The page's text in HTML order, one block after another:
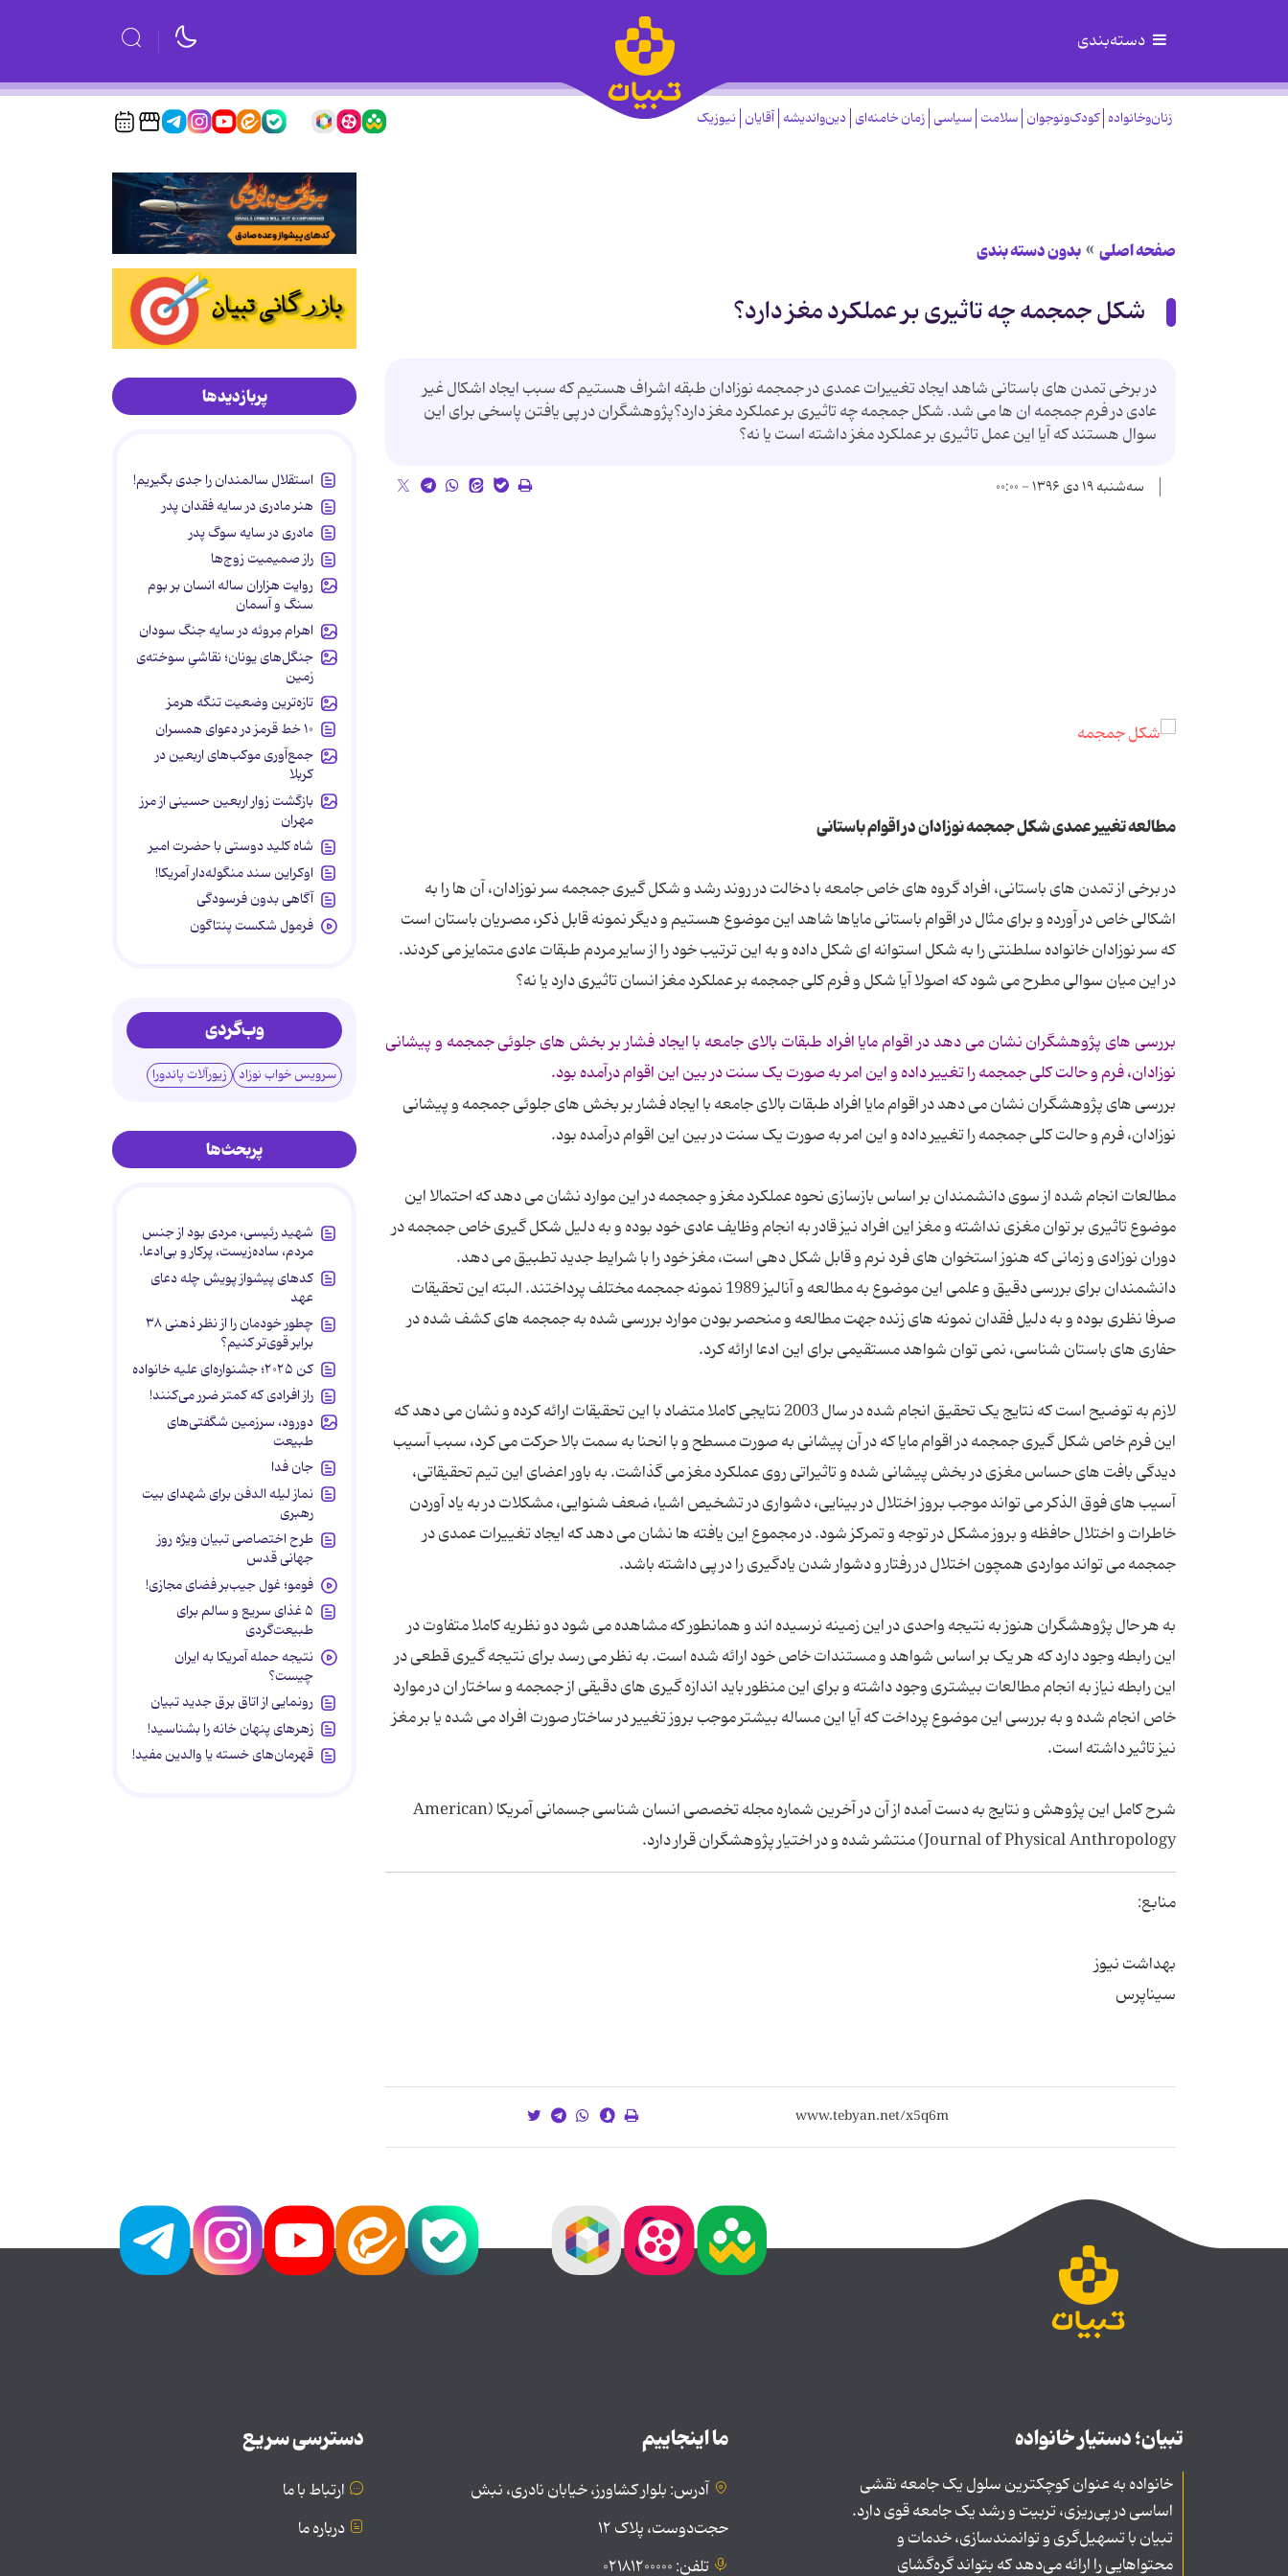
دسته‌بندی
زنان‌وخانواده کودک‌ونوجوان سلامت سیاسی زمان خامنه‌ای دین‌واندیشه آقایان نیوزیک
صفحه اصلی بدون دسته بندی
شکل جمجمه چه تاثیری بر عملکرد مغز دارد؟
در برخی تمدن های باستانی شاهد ایجاد تغییرات عمدی در جمجمه نوزادان طبقه اشراف هستیم که سبب ایجاد اشکال غیر
عادی در فرم جمجمه ان ها می شد. شکل جمجمه چه تاثیری بر عملکرد مغز دارد؟پژوهشگران در پی یافتن پاسخی برای این
سوال هستند که آیا این عمل تاثیری بر عملکرد مغز داشته است یا نه؟
سه‌شنبه ۱۹ دی ۱۳۹۶ - ۰۰:۰۰
مطالعه تغییر عمدی شکل جمجمه نوزادان در اقوام باستانی
در برخی از تمدن های باستانی، افراد گروه های خاص جامعه با دخالت در روند رشد و شکل گیری جمجمه سر نوزادان، آن ها را به
اشکالی خاص در آورده و برای مثال در اقوام باستانی مایاها شاهد این موضوع هستیم و دیگر نمونه قابل ذکر، مصریان باستان است
که سر نوزادان خانواده سلطنتی را به شکل استوانه ای شکل داده و به این ترتیب خود را از سایر مردم طبقات عادی متمایز می کردند.
در این میان سوالی مطرح می شود که اصولا آیا شکل و فرم کلی جمجمه بر عملکرد مغز انسان تاثیری دارد یا نه؟
بررسی های پژوهشگران نشان می دهد در اقوام مایا افراد طبقات بالای جامعه با ایجاد فشار بر بخش های جلوئی جمجمه و پیشانی
نوزادان، فرم و حالت کلی جمجمه را تغییر داده و این امر به صورت یک سنت در بین این اقوام درآمده بود.
بررسی های پژوهشگران نشان می دهد در اقوام مایا افراد طبقات بالای جامعه با ایجاد فشار بر بخش های جلوئی جمجمه و پیشانی
نوزادان، فرم و حالت کلی جمجمه را تغییر داده و این امر به صورت یک سنت در بین این اقوام درآمده بود.
مطالعات انجام شده از سوی دانشمندان بر اساس بازسازی نحوه عملکرد مغز و جمجمه در این موارد نشان می دهد که احتمالا این
موضوع تاثیری بر توان مغزی نداشته و مغز این افراد نیز قادر به انجام وظایف عادی خود بوده و به دلیل شکل گیری خاص جمجمه در
دوران نوزادی و زمانی که هنوز استخوان های فرد نرم و قابل شکل دهی است، مغز خود را با شرایط جدید تطبیق می دهد.
دانشمندان برای بررسی دقیق و علمی این موضوع به مطالعه و آنالیز 1989 نمونه جمجمه مختلف پرداختند. البته این تحقیقات
صرفا نظری بوده و به دلیل فقدان نمونه های زنده جهت مطالعه و منحصر بودن موارد بررسی شده به جمجمه های کشف شده در
حفاری های باستان شناسی، نمی توان شواهد مستقیمی برای این ادعا ارائه کرد.
لازم به توضیح است که نتایج یک تحقیق انجام شده در سال 2003 نتایجی کاملا متضاد با این تحقیقات ارائه کرده و نشان می دهد که
این فرم خاص شکل گیری جمجمه در اقوام مایا که در آن پیشانی به صورت مسطح و با انحنا به سمت بالا حرکت می کرد، سبب آسیب
دیدگی بافت های حساس مغزی در بخش پیشانی شده و تاثیراتی روی عملکرد مغز می گذاشت. به باور اعضای این تیم تحقیقاتی،
آسیب های فوق الذکر می تواند موجب بروز اختلال در بینایی، دشواری در تشخیص اشیا، ضعف شنوایی، مشکلات در به یاد آوردن
خاطرات و اختلال حافظه و بروز مشکل در توجه و تمرکز شود. در مجموع این یافته ها نشان می دهد که ایجاد تغییرات عمدی در
جمجمه می تواند مواردی همچون اختلال در رفتار و دشوار شدن یادگیری را در پی داشته باشد.
به هر حال پژوهشگران هنوز به نتیجه واحدی در این زمینه نرسیده اند و همانطور که مشاهده می شود دو نظریه کاملا متفاوت در
این رابطه وجود دارد که هر یک بر اساس شواهد و مستندات خاص خود ارائه شده است. به نظر می رسد برای نتیجه گیری قطعی در
این رابطه نیاز به انجام مطالعات بیشتری وجود داشته و برای این منظور باید اندازه گیری های دقیقی از جمجمه و ساختار ان در موارد
خاص انجام شده و به بررسی این موضوع پرداخت که آیا این مساله بیشتر موجب بروز تغییر در ساختار صورت افراد می شده یا بر مغز
نیز تاثیر داشته است.
شرح کامل این پژوهش و نتایج به دست آمده از آن در آخرین شماره مجله تخصصی انسان شناسی جسمانی آمریکا (American
Journal of Physical Anthropology) منتشر شده و در اختیار پژوهشگران قرار دارد.
منابع:
بهداشت نیوز
سیناپرس
پربازدیدها
استقلال سالمندان را جدی بگیریم!
هنر مادری در سایه‌ فقدان پدر
مادری در سایه سوگ پدر
راز صمیمیت زوج‌ها
روایت هزاران ساله انسان بر بوم
سنگ و آسمان
اهرام مِروئه در سایه جنگ سودان
جنگل‌های یونان؛ نقاشیِ سوخته‌ی
زمین
تازه‌ترین وضعیت تنگه هرمز
۱۰ خط قرمز در دعوای همسران
جمع‌آوری موکب‌های اربعین در
کربلا
بازگشت زوار اربعین حسینی از مرز
مهران
شاه کلید دوستی با حضرت امیر
اوکراین سند منگوله‌دار آمریکا!
آگاهی بدون فرسودگی
فرمول شکست پنتاگون
وب‌گردی
سرویس خواب نوزاد زیورآلات پاندورا
پربحث‌ها
شهید رئیسی، مردی بود از جنس
مردم، ساده‌زیست، پرکار و بی‌ادعا.
کدهای پیشواز پویش چله دعای
عهد
چطور خودمان را از نظر ذهنی ۳۸
برابر قوی‌تر کنیم؟
کن ۲۰۲۵؛ جشنواره‌ای علیه خانواده
راز افرادی که کمتر ضرر می‌کنند!
دورود، سرزمین شگفتی‌های
طبیعت
جان فدا
نماز لیله الدفن برای شهدای بیت
رهبری
طرح اختصاصی تبیان ویژه روز
جهانی قدس
فومو؛ غول جیب‌بر فضای مجازی!
۵ غذای سریع و سالم برای
طبیعت‌گردی
نتیجه حمله آمریکا به ایران
چیست؟
رونمایی از اتاق برق جدید تبیان
زهرهای پنهان خانه را بشناسید!
قهرمان‌های خسته یا والدین مفید!
تبیان؛ دستیار خانواده
خانواده به عنوان کوچکترین سلول یک جامعه نقشی
اساسی در پی‌ریزی، تربیت و رشد یک جامعه قوی دارد.
تبیان با تسهیل‌گری و توانمندسازی، خدمات و
محتواهایی را ارائه می‌دهد که بتواند گره‌گشای
ما اینجاییم
آدرس: بلوار کشاورز، خیابان نادری، نبش
حجت‌دوست، پلاک ۱۲
تلفن: ۰۲۱۸۱۲۰۰۰۰۰
دسترسی سریع
ارتباط با ما
درباره ما